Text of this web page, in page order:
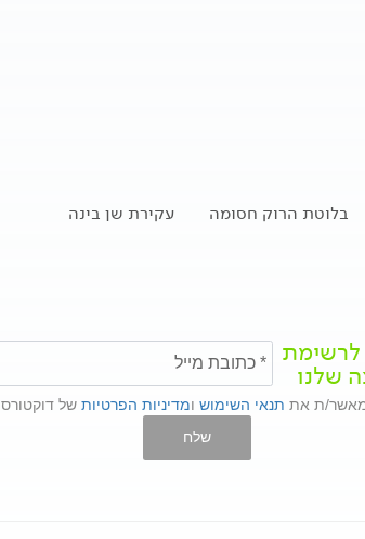
בלוטת הרוק חסומה עקירת שן בינה
שלנו
מאשר/ת את תנאי השימוש ומדיניות הפרטיות של דוקטורס
שלח